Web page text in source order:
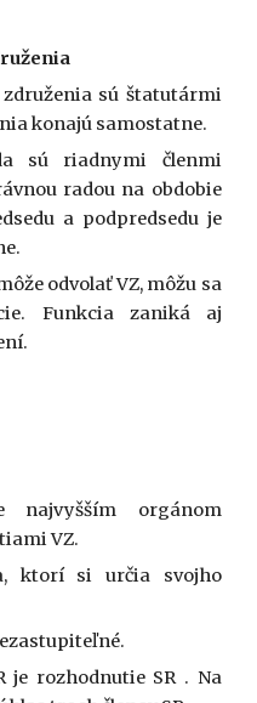
združenia sú štatutármi
konajú samostatne.
sú riadnymi členmi
radou na obdobie
a podpredsedu je
odvolať VZ, môžu sa
Funkcia zaniká aj
najvyšším orgánom
VZ.
ktorí si určia svojho
je rozhodnutie SR . Na